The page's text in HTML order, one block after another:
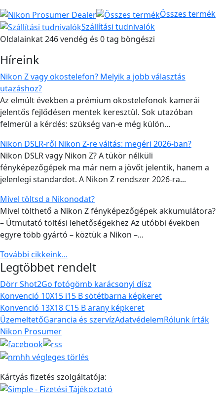
Összes termék
Szállítási tudnivalók
Oldalainkat 246 vendég és 0 tag böngészi
Híreink
Nikon Z vagy okostelefon? Melyik a jobb választás
utazáshoz?
Az elmúlt években a prémium okostelefonok kamerái
jelentős fejlődésen mentek keresztül. Sok utazóban
felmerül a kérdés: szükség van-e még külön...
Nikon DSLR-ről Nikon Z-re váltás: megéri 2026-ban?
Nikon DSLR vagy Nikon Z? A tükör nélküli
fényképezőgépek ma már nem a jövőt jelentik, hanem a
jelenlegi standardot. A Nikon Z rendszer 2026-ra...
Mivel töltsd a Nikonodat?
Mivel tölthető a Nikon Z fényképezőgépek akkumulátora?
– Útmutató töltési lehetőségekhez Az utóbbi években
egyre több gyártó – köztük a Nikon –...
További cikkeink...
Legtöbbet rendelt
Dörr Shot2Go fotógömb karácsonyi dísz
Konvenció 10X15 i15 B sötétbarna képkeret
Konvenció 13X18 C15 B arany képkeret
ÜzemeltetőGarancia és szervízAdatvédelemRólunk írták
Nikon Prosumer
Kártyás fizetés szolgáltatója: